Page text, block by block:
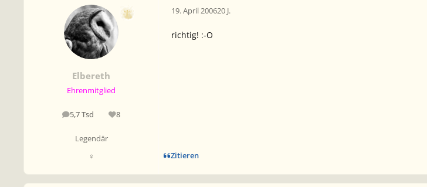
Elbereth
Ehrenmitglied
5,7 Tsd
Beiträge 8
Reputation
Legendär
♀
19. April 200620 J.
richtig! :-O
Zitieren